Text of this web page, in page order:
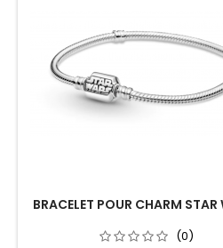
BRACELET POUR CHARM STAR
(0)